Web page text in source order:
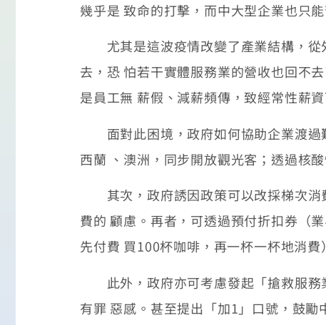
幾乎是 致命的打擊，而中大型企業也只能
尤其是這波疫情改變了產業結構，從
去，恐 怕若干實體服務業的營收也回不
是員工無 薪假、減薪頻傳，致經常性薪
面對此困境，政府如何協助企業渡過
西蘭 、澳洲，同步開放觀光客；透過核
其次，政府誘因政策可以改採梯次消
費的 顧慮。再者，可透過預付折扣券（
先付費 買100杯咖啡，再一杯一杯地消
此外，政府亦可考慮發起「搶救服務
有罪 惡感。甚至提出「加1」口號，鼓